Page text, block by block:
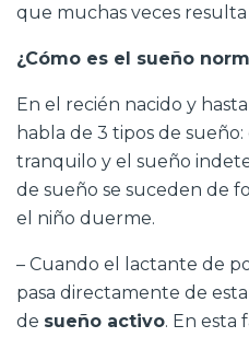
que muchas veces
¿Cómo es el sueño
En el recién nacido y
habla de 3 tipos de
tranquilo y el sueño
de sueño se suceden de
el niño duerme.
– Cuando el lactante de
pasa directamente de
de sueño activo. En esta